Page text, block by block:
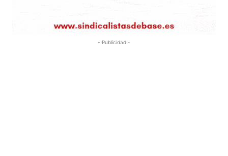
- Publicidad -